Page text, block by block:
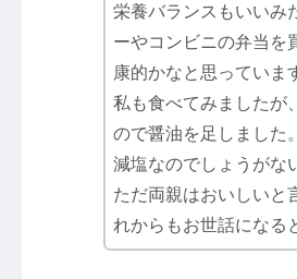
栄養バランスもいいみ
ーやコンビニの弁当を
康的かなと思っていま
私も食べてみましたが
ので醤油を足しました。
減塩なのでしょうがな
ただ両親はおいしいと
れからもお世話になる